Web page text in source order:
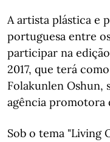
A artista plástica e
portuguesa entre
participar na
2017, que terá
Folakunlen Oshun,
agência promotora
Sob o tema "Living